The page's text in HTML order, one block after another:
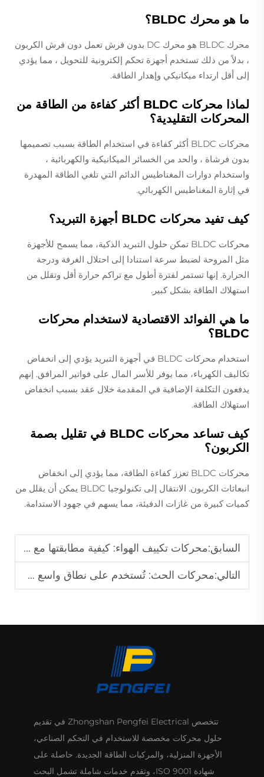
ما هو محرك BLDC؟
محرك BLDC هو محرك DC بدون فرش تعمل دون فرش الكربون
، بدلاً من ذلك تستخدم أجهزة تحكم إلكترونية للتحويل ، مما يؤدي
إلى أقل ارتداء ميكانيكي وإهدار الطاقة.
لماذا محركات BLDC أكثر كفاءة من الطاقة من
المحركات التقليدية؟
محركات BLDC أكثر كفاءة في استخدام الطاقة بسبب تصميمها
بدون فرشاة ، والحد من الخسائر الميكانيكية والكهربائية ،
واستخدام دوارات المغناطيس الدائم التي تلغي الطاقة المهدرة
في إثارة المغناطيس الكهربائي.
كيف تفيد محركات BLDC أجهزة التبريد؟
محركات BLDC تمكن حلول التبريد الذكية، مما يسمح للأجهزة
مثل المروحة لضبط سرعة استنادا إلى احتلال الغرفة ودرجة
الحرارة. إنها تستمر لفترة أطول مع تراكم حرارة أقل وتقلل من
استهلاك الطاقة بشكل كبير.
ما هي الفوائد الاقتصادية لاستخدام محركات
BLDC؟
استخدام محركات BLDC في أجهزة التبريد يؤدي إلى انخفاض
تكاليف الكهرباء، مما يوفر للأسر المال على فواتير المرافق. إنهم
يدفعون التكلفة الإضافية في المقدمة خلال عقد بسبب انخفاض
استهلاك الطاقة.
كيف تساعد محركات BLDC في تقليل بصمة
الكربون؟
محركات BLDC تعزز كفاءة الطاقة، مما يؤدي إلى انخفاض
انبعاثات الكربون. الانتقال إلى تكنولوجيا BLDC يمكن أن يقلل من
كميات كبيرة من غازات الدفيئة، مما يسهم في جهود الاستدامة.
السابق:محركات تكييف الهواء: كيفية مطابقتها مع معدات التهوية؟
التالي:محركات الحث: تُستخدم على نطاق واسع في التهوية الصناعية؟
تتخصص Zhongshan Pengfei Electrical في تقديم
حلول محركات مخصصة للاستخدام في التحكم الصناعي،
الأجهزة المنزلية، والمركبات الطاقة الجديدة. حاصلة على
شهادة ISO 9001، وتقدم خدمات شاملة تشمل البحث